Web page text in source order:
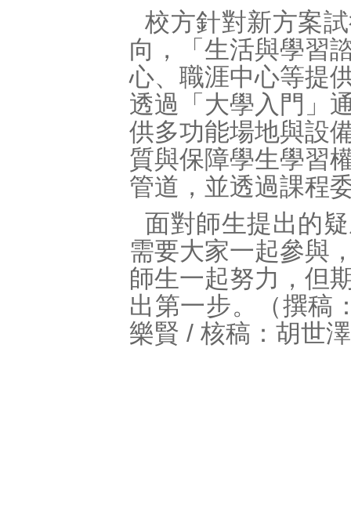
校方針對新方案
向，「生活與學習
心、職涯中心等提
透過「大學入門」
供多功能場地與設
質與保障學生學習
管道，並透過課程
面對師生提出的
需要大家一起參與
師生一起努力，但
出第一步。（撰稿
樂賢 / 核稿：胡世